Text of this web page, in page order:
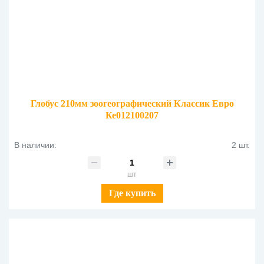
Глобус 210мм зоогеографический Классик Евро
Ке012100207
В наличии: 2 шт.
шт
Где купить